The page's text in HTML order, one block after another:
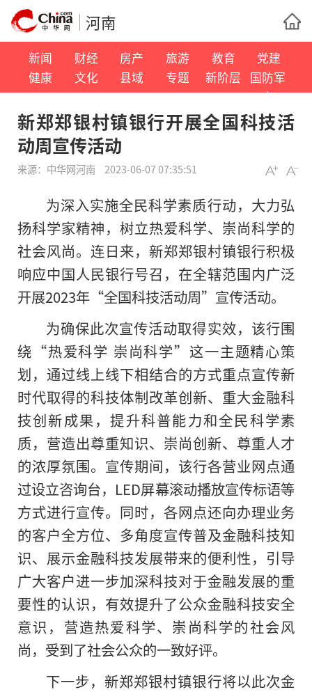
河南
新闻 财经 房产 旅游 教育
党建
健康
文化 县域 专题 新阶层
国防军
事
新郑郑银村镇银行开展全国科技活
动周宣传活动
来源： 中华网河南 2023-06-07 07:35:51
为深入实施全民科学素质行动，大力弘
扬科学家精神，树立热爱科学、崇尚科学的
社会风尚。连日来，新郑郑银村镇银行积极
响应中国人民银行号召，在全辖范围内广泛
开展2023年“全国科技活动周”宣传活动。
为确保此次宣传活动取得实效，该行围
绕“热爱科学 崇尚科学”这一主题精心策
划，通过线上线下相结合的方式重点宣传新
时代取得的科技体制改革创新、重大金融科
技创新成果，提升科普能力和全民科学素
质，营造出尊重知识、崇尚创新、尊重人才
的浓厚氛围。宣传期间，该行各营业网点通
过设立咨询台，LED屏幕滚动播放宣传标语等
方式进行宣传。同时，各网点还向办理业务
的客户全方位、多角度宣传普及金融科技知
识、展示金融科技发展带来的便利性，引导
广大客户进一步加深科技对于金融发展的重
要性的认识，有效提升了公众金融科技安全
意识，营造热爱科学、崇尚科学的社会风
尚，受到了社会公众的一致好评。
下一步，新郑郑银村镇银行将以此次金